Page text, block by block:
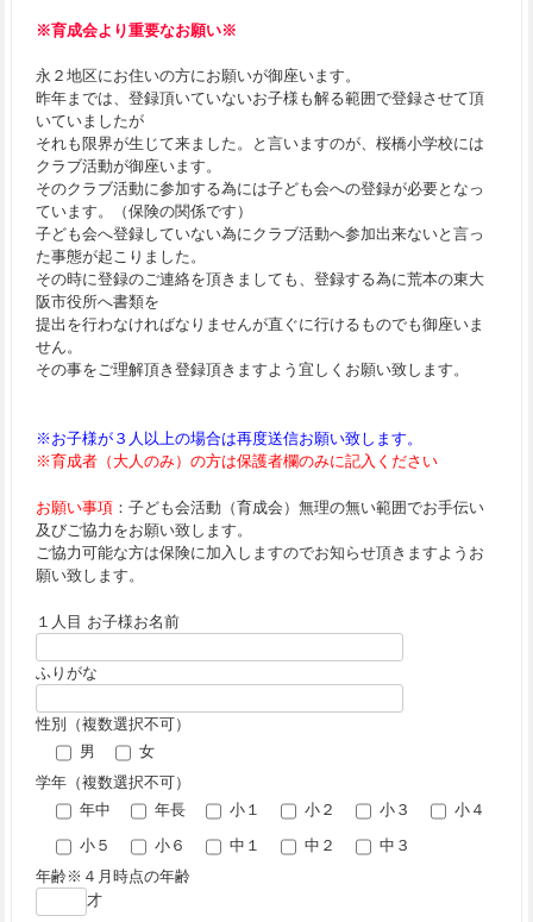
※育成会より重要なお願い※
永２地区にお住いの方にお願いが御座います。
昨年までは、登録頂いていないお子様も解る範囲で登録させて頂
いていましたが
それも限界が生じて来ました。と言いますのが、桜橋小学校には
クラブ活動が御座います。
そのクラブ活動に参加する為には子ども会への登録が必要となっ
ています。（保険の関係です）
子ども会へ登録していない為にクラブ活動へ参加出来ないと言っ
た事態が起こりました。
その時に登録のご連絡を頂きましても、登録する為に荒本の東大
阪市役所へ書類を
提出を行わなければなりませんが直ぐに行けるものでも御座いま
せん。
その事をご理解頂き登録頂きますよう宜しくお願い致します。
※お子様が３人以上の場合は再度送信お願い致します。
※育成者（大人のみ）の方は保護者欄のみに記入ください
お願い事項：子ども会活動（育成会）無理の無い範囲でお手伝い
及びご協力をお願い致します。
ご協力可能な方は保険に加入しますのでお知らせ頂きますようお
願い致します。
１人目 お子様お名前
ふりがな
性別（複数選択不可）
男
女
学年（複数選択不可）
年中
年長 小１ 小２ 小３
小４
小５
小６ 中１ 中２
中３
年齢※４月時点の年齢
才